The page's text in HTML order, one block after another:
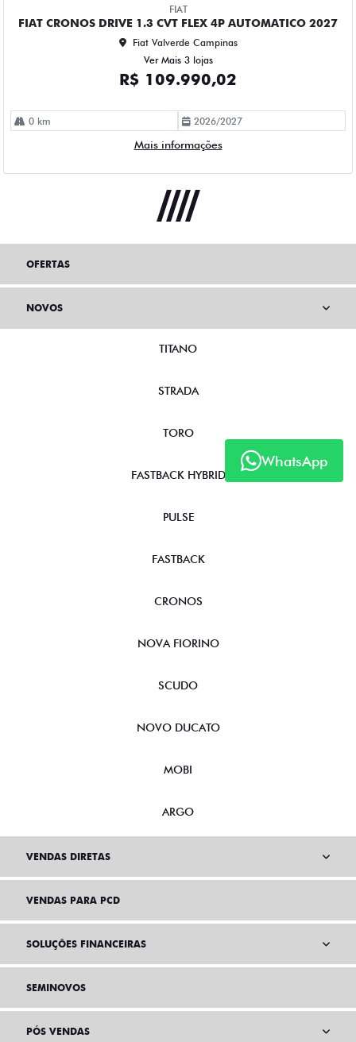
FIAT
FIAT CRONOS DRIVE 1.3 CVT FLEX 4P AUTOMATICO 2027
Fiat Valverde Campinas
Ver Mais 3 lojas
R$ 109.990,02
0 km 2026/2027
Mais informações
WhatsApp
OFERTAS
NOVOS
TITANO
STRADA
TORO
FASTBACK HYBRID
PULSE
FASTBACK
CRONOS
NOVA FIORINO
SCUDO
NOVO DUCATO
MOBI
ARGO
VENDAS DIRETAS
VENDAS PARA PCD
SOLUÇÕES FINANCEIRAS
SEMINOVOS
PÓS VENDAS